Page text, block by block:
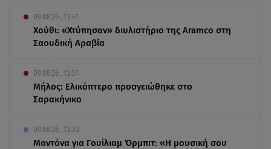
09.08.26 , 13:47
Χούθι: «Χτύπησαν» διυλιστήριο της Aramco στη
Σαουδική Αραβία
09.08.26 , 13:31
Μήλος: Ελικόπτερο προσγειώθηκε στο
Σαρακήνικο
09.08.26 , 13:30
Μαντόνα για Γουίλιαμ Όρμπιτ: «Η μουσική σου